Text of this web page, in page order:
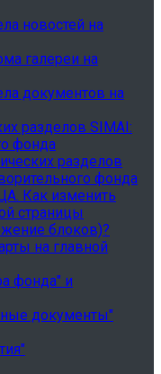
новостей на
галереи на
документов на
разделов SIMAI:
фонда
разделов
фонда
Как изменить
страницы
блоков)?
на главной
фонда" и
документы"